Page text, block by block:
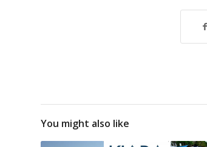
You might also like